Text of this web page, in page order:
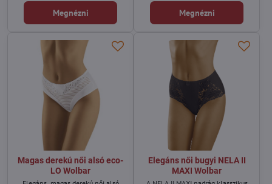
Megnézni Megnézni
Magas derekú női alsó eco-
LO Wolbar
Elegáns női bugyi NELA II
MAXI Wolbar